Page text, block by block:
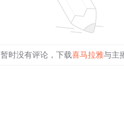
暂时没有评论，下载喜马拉雅与主